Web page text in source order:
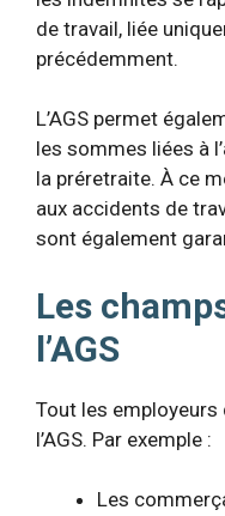
de travail, liée
précédemment.
L’AGS permet
les sommes liées à
la préretraite. À ce
aux accidents de
sont également
Les
l’AGS
Tout les
l’AGS. Par exemple :
Les